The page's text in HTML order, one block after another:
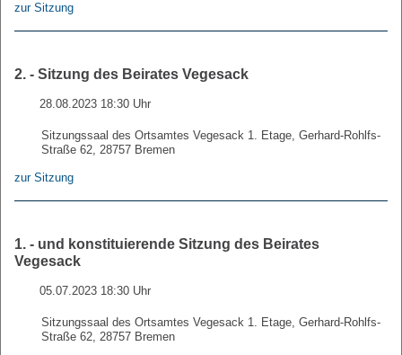
zur Sitzung
2. - Sitzung des Beirates Vegesack
28.08.2023 18:30 Uhr
Sitzungssaal des Ortsamtes Vegesack 1. Etage, Gerhard-Rohlfs-
Straße 62, 28757 Bremen
zur Sitzung
1. - und konstituierende Sitzung des Beirates
Vegesack
05.07.2023 18:30 Uhr
Sitzungssaal des Ortsamtes Vegesack 1. Etage, Gerhard-Rohlfs-
Straße 62, 28757 Bremen